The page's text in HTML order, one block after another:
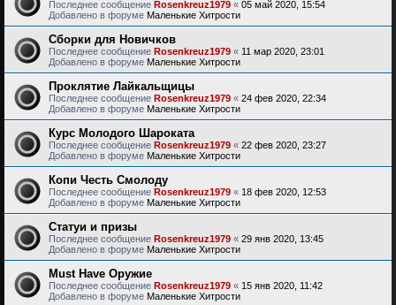
Последнее сообщение Rosenkreuz1979 « 05 май 2020, 15:54
Добавлено в форуме Маленькие Хитрости
Сборки для Новичков
Последнее сообщение Rosenkreuz1979 « 11 мар 2020, 23:01
Добавлено в форуме Маленькие Хитрости
Проклятие Лайкальщицы
Последнее сообщение Rosenkreuz1979 « 24 фев 2020, 22:34
Добавлено в форуме Маленькие Хитрости
Курс Молодого Шароката
Последнее сообщение Rosenkreuz1979 « 22 фев 2020, 23:27
Добавлено в форуме Маленькие Хитрости
Копи Честь Смолоду
Последнее сообщение Rosenkreuz1979 « 18 фев 2020, 12:53
Добавлено в форуме Маленькие Хитрости
Статуи и призы
Последнее сообщение Rosenkreuz1979 « 29 янв 2020, 13:45
Добавлено в форуме Маленькие Хитрости
Must Have Оружие
Последнее сообщение Rosenkreuz1979 « 15 янв 2020, 11:42
Добавлено в форуме Маленькие Хитрости